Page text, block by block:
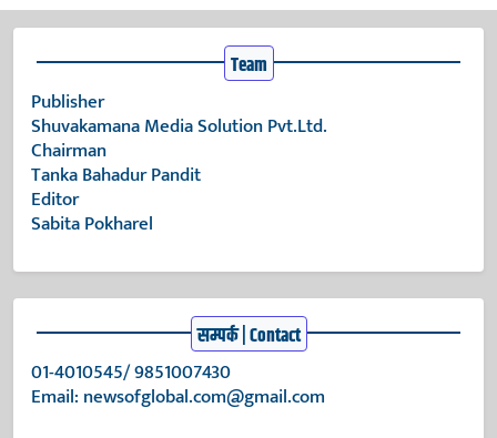
Team
Publisher
Shuvakamana Media Solution Pvt.Ltd.
Chairman
Tanka Bahadur Pandit
Editor
Sabita Pokharel
सम्पर्क | Contact
01-4010545/ 9851007430
Email: newsofglobal.com@gmail.com